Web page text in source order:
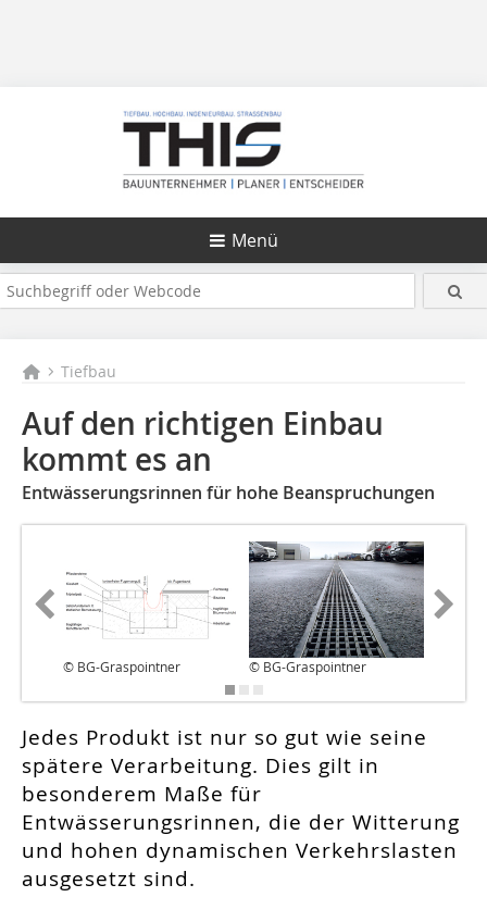
Menü
Tiefbau
Auf den richtigen Einbau
kommt es an
Entwässerungsrinnen für hohe Beanspruchungen
© BG-Graspointner © BG-Graspointner
Jedes Produkt ist nur so gut wie seine
spätere Verarbeitung. Dies gilt in
besonderem Maße für
Entwässerungsrinnen, die der Witterung
und hohen dynamischen Verkehrslasten
ausgesetzt sind.